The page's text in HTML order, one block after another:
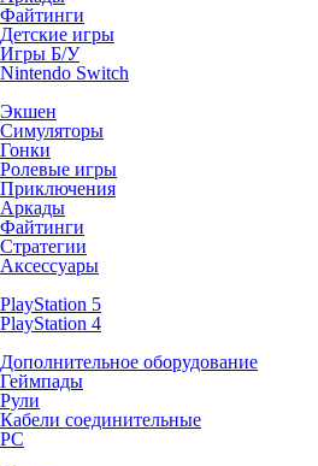
Файтинги
Детские игры
Игры Б/У
Nintendo Switch
Экшен
Симуляторы
Гонки
Ролевые игры
Приключения
Аркады
Файтинги
Стратегии
Аксессуары
PlayStation 5
PlayStation 4
Дополнительное оборудование
Геймпады
Рули
Кабели соединительные
PC